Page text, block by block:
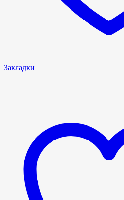
Закладки